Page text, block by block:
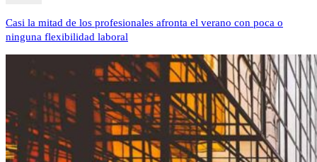
Casi la mitad de los profesionales afronta el verano con poca o
ninguna flexibilidad laboral